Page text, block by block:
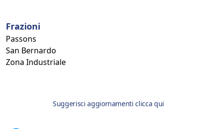
Frazioni
Passons
San Bernardo
Zona Industriale
Suggerisci aggiornamenti clicca qui